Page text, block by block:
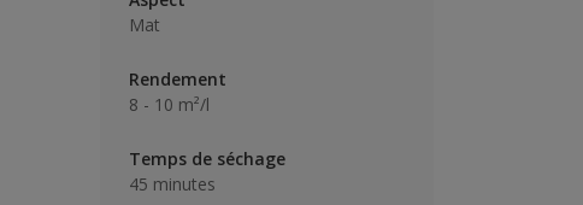
Mat
Rendement
8 - 10 m²/l
Temps de séchage
45 minutes